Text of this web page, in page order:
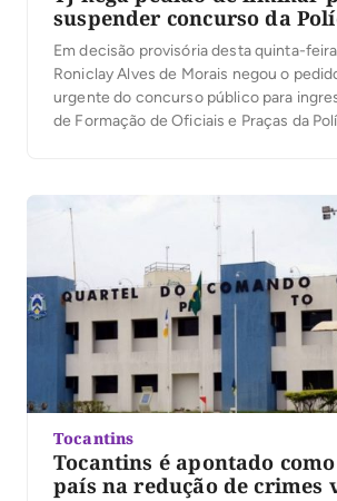
suspender concurso da
Em decisão provisória desta quinta-
Roniclay Alves de Morais negou o
urgente do concurso público para
de Formação de Oficiais e Praças da
Tocantins. O órgão alegou afronta […]
Tocantins
Tocantins é apontado como
país na redução de crimes